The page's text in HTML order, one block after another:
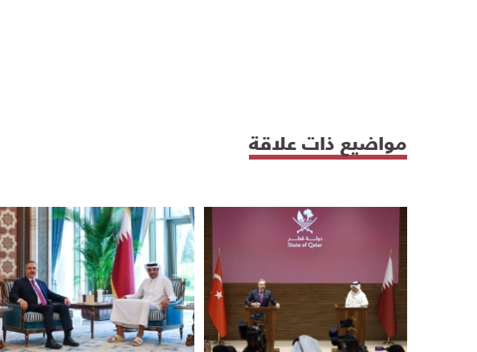
مواضيع ذات علاقة